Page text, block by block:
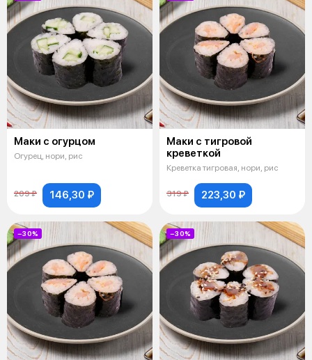
Маки с огурцом
Огурец, нори, рис
209 ₽ 146,30 ₽
Маки с тигровой
креветкой
Креветка тигровая, нори, рис
319 ₽ 223,30 ₽
−30% −30%